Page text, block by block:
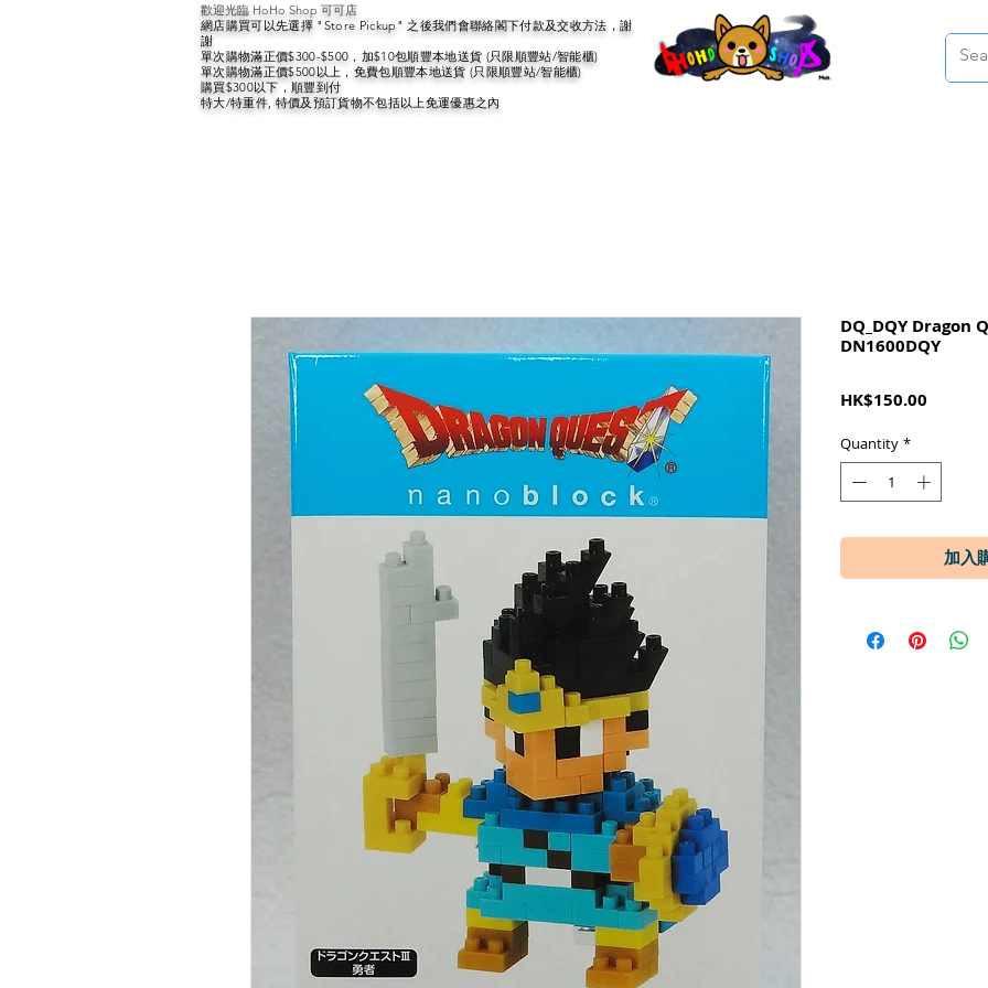
歡迎光臨 HoHo Shop 可可店
網店購買可以先選擇 "Store Pickup" 之後我們會聯絡閣下付款及交收方法，謝
謝
單次購物滿正價$300-$500，加$10包順豐本地送貨 (只限順豐站/智能櫃)
單次購物滿正價$500以上，免費包順豐本地送貨 (只限順豐站/智能櫃)
購買$300以下，順豐到付
特大/特重件, 特價及預訂貨物不包括以上免運優惠之內
DQ_DQY Dragon
DN1600DQY
HK$150.00
Quantity *